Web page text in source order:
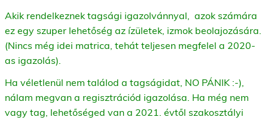
Akik rendelkeznek tagsági igazolvánnyal, azok számára
ez egy szuper lehetőség az ízületek, izmok beolajozására.
(Nincs még idei matrica, tehát teljesen megfelel a 2020-
as igazolás).
Ha véletlenül nem találod a tagságidat, NO PÁNIK :-),
nálam megvan a regisztrációd igazolása. Ha még nem
vagy tag, lehetőséged van a 2021. évtől szakosztályi